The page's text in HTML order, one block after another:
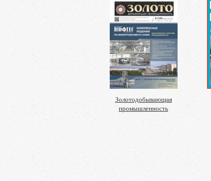
Золотодобывающая
промышленность